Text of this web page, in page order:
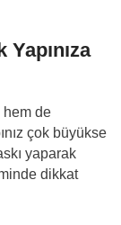
hem de
çok büyükse
yaparak
dikkat